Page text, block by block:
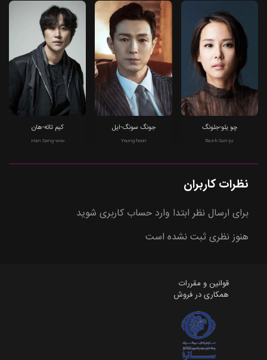
چو یئو-جئونگ
Baek Sun-ju
جونگ سونگ-ایل
Young-hoon
کیم تائه-هان
Han Sang-woo
نظرات کاربران
برای ارسال نظر ابتدا وارد حساب کاربری شوید
هنوز نظری ثبت نشده است
قوانین و مقررات
همکاری در فروش